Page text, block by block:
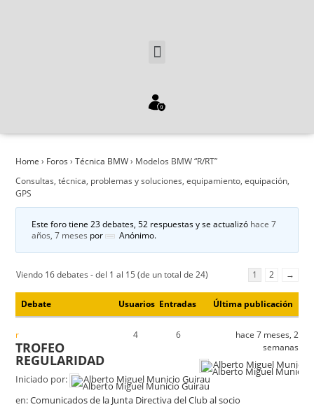
Home › Foros › Técnica BMW › Modelos BMW “R/RT”
Consultas, técnica, problemas y soluciones, equipamiento, equipación,
GPS
Este foro tiene 23 debates, 52 respuestas y se actualizó hace 7
años, 7 meses por Anónimo.
Viendo 16 debates - del 1 al 15 (de un total de 24) 1 2 →
Debate Usuarios Entradas Última publicación
TROFEO
REGULARIDAD
Iniciado por:
Alberto Miguel Municio Guirau
en:Comunicados de la Junta Directiva del Club al socio
4 6
hace 7 meses, 2
semanas
Alberto Miguel Municio